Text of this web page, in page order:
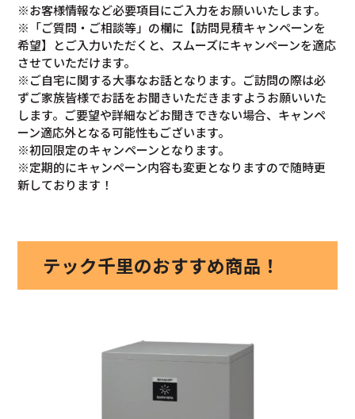
※お客様情報など必要項目にご入力をお願いいたします。
※「ご質問・ご相談等」の欄に【訪問見積キャンペーンを
希望】とご入力いただくと、スムーズにキャンペーンを適応
させていただけます。
※ご自宅に関する大事なお話となります。ご訪問の際は必
ずご家族皆様でお話をお聞きいただきますようお願いいた
します。ご要望や詳細などお聞きできない場合、キャンペ
ーン適応外となる可能性もございます。
※初回限定のキャンペーンとなります。
※定期的にキャンペーン内容も変更となりますので随時更
新しております！
テック千里のおすすめ商品！